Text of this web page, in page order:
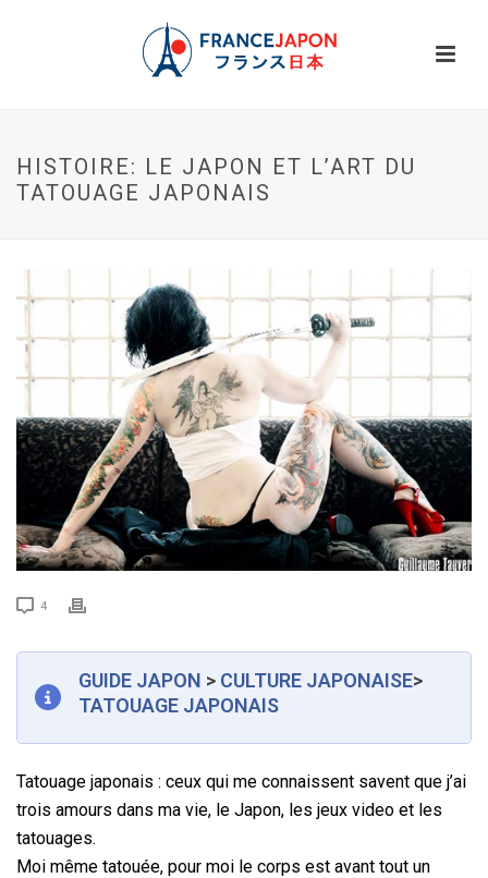
HISTOIRE: LE JAPON ET L’ART DU
TATOUAGE JAPONAIS
4
GUIDE JAPON > CULTURE JAPONAISE>
TATOUAGE JAPONAIS
Tatouage japonais : ceux qui me connaissent savent que j’ai
trois amours dans ma vie, le Japon, les jeux video et les
tatouages.
Moi même tatouée, pour moi le corps est avant tout un